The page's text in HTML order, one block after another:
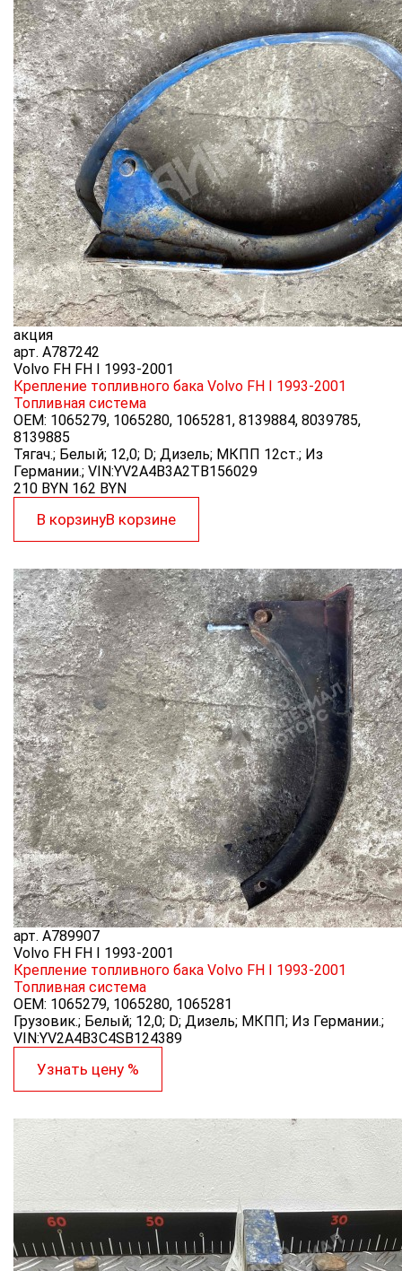
акция
арт. A787242
Volvo FH FH I 1993-2001
Крепление топливного бака Volvo FH I 1993-2001
Топливная система
OEM: 1065279, 1065280, 1065281, 8139884, 8039785,
8139885
Тягач.; Белый; 12,0; D; Дизель; МКПП 12ст.; Из
Германии.; VIN:YV2A4B3A2TB156029
210 BYN 162 BYN
В корзинуВ корзине
арт. A789907
Volvo FH FH I 1993-2001
Крепление топливного бака Volvo FH I 1993-2001
Топливная система
OEM: 1065279, 1065280, 1065281
Грузовик.; Белый; 12,0; D; Дизель; МКПП; Из Германии.;
VIN:YV2A4B3C4SB124389
Узнать цену %